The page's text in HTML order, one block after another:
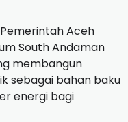
Aceh
South Andaman
membangun
sebagai bahan baku
energi bagi